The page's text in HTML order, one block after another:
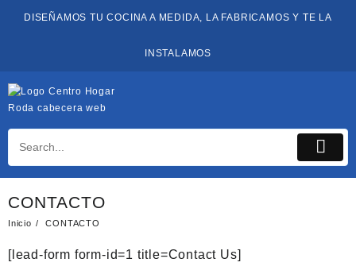
DISEÑAMOS TU COCINA A MEDIDA, LA FABRICAMOS Y TE LA
INSTALAMOS
CONTACTO
Inicio CONTACTO
[lead-form form-id=1 title=Contact Us]